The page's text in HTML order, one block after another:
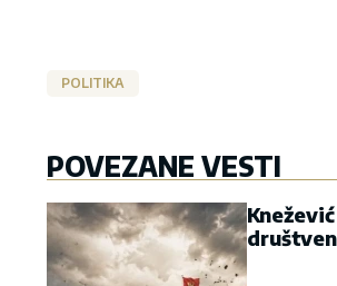
POLITIKA
POVEZANE VESTI